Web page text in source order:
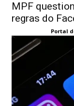
MPF
regras do
Portal